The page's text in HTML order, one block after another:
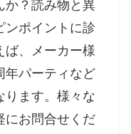
か？読み物と異
ンポイントに診
ば、メーカー様
年パーティなど
ります。様々な
にお問合せくだ